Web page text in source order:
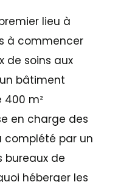
lieu à
à commencer
de soins aux
bâtiment
m²
en charge des
complété par un
bureaux de
héberger les